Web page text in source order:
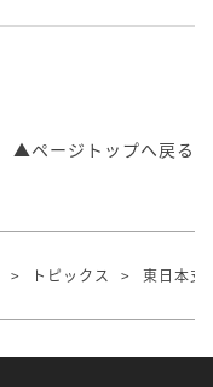
▲ページトップへ戻る
> トピックス > 東日本支